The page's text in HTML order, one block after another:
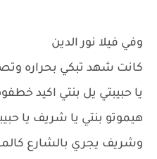
وفي فيلا نور الدين
كانت شهد تبكي بحراره
يا حبيبتي يل بنتي اكيد
هيموتو بنتي يا شريف يا
وشريف يجري بالشارع